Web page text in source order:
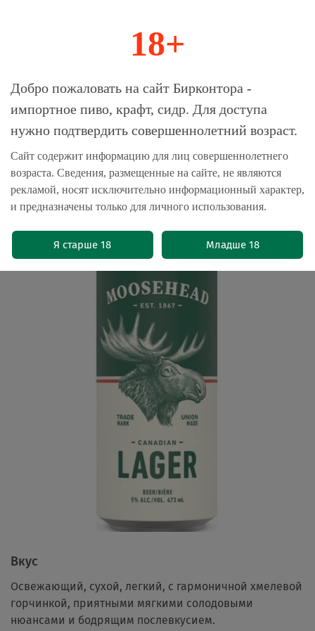
Магазин-Склад импортного пива, крафта и
Главная Пиво импортное
Пиво Мусхед Лагер / Moosehead
Lager 0.473 - банка
Вкус
Освежающий, сухой, легкий, с гармоничной хмелевой
горчинкой, приятными мягкими солодовыми
нюансами и бодрящим послевкусием.
18+
Добро пожаловать на сайт Бирконтора -
импортное пиво, крафт, сидр. Для доступа
нужно подтвердить совершеннолетний возраст.
Сайт содержит информацию для лиц совершеннолетнего
возраста. Сведения, размещенные на сайте, не являются
рекламой, носят исключительно информационный характер,
и предназначены только для личного использования.
Я старше 18 Младше 18